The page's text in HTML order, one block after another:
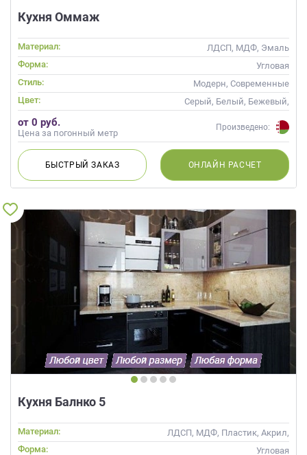
Кухня Оммаж
Материал:
ЛДСП, МДФ, Эмаль
Форма:
Угловая
Стиль:
Модерн, Современные
Цвет:
Серый, Белый, Бежевый,
Слоновая кость, Кремовый,
Капучино
от 0 руб.
Цена за погонный метр
Произведено:
БЫСТРЫЙЗАКАЗ ОНЛАЙН РАСЧЕТ
Кухня Балнко 5
Материал:
ЛДСП, МДФ, Пластик, Акрил,
Alvic / УФ лак, Стекло,
Форма: Угловая